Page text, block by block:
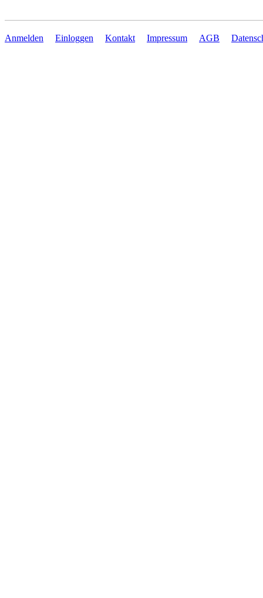
Anmelden Einloggen Kontakt Impressum AGB